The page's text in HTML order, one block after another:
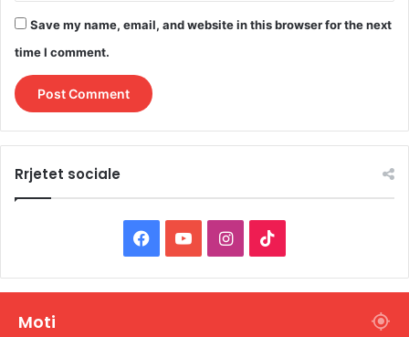
Save my name, email, and website in this browser for the next
time I comment.
Rrjetet sociale
a
o
I
n
i
Moti